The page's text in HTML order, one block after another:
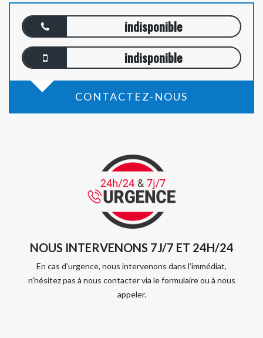
indisponible
indisponible
CONTACTEZ-NOUS
NOUS INTERVENONS 7J/7 ET 24H/24
En cas d’urgence, nous intervenons dans l’immédiat,
n’hésitez pas à nous contacter via le formulaire ou à nous
appeler.